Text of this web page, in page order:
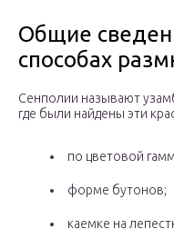
Общие
способах
Сенполии называют
где были найдены эти
по цветовой
форме бутонов;
каемке на